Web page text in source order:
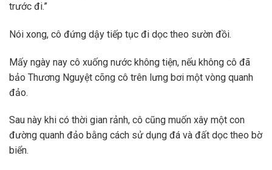
trước đi.”
Nói xong, cô đứng dậy tiếp tục đi dọc theo sườn đồi.
Mấy ngày nay cô xuống nước không tiện, nếu không cô đã
bảo Thương Nguyệt cõng cô trên lưng bơi một vòng quanh
đảo.
Sau này khi có thời gian rảnh, cô cũng muốn xây một con
đường quanh đảo bằng cách sử dụng đá và đất dọc theo bờ
biển.